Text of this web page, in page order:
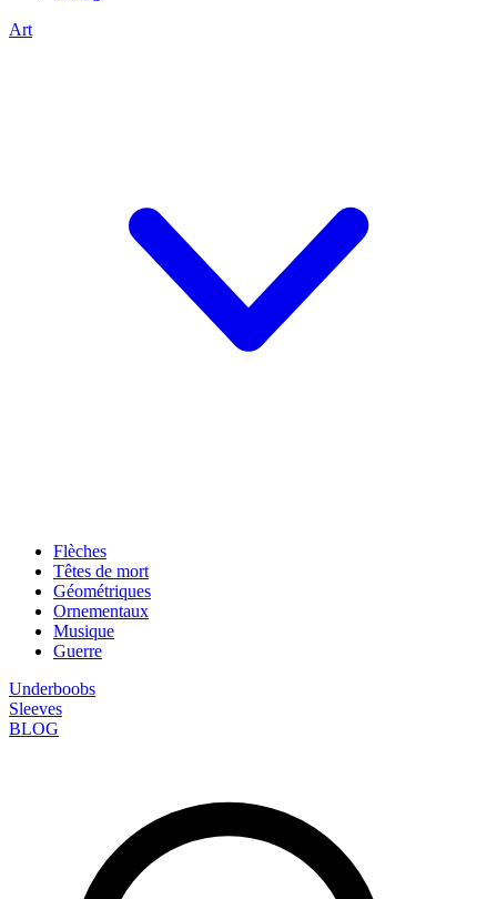
Art
Flèches
Têtes de mort
Géométriques
Ornementaux
Musique
Guerre
Underboobs
Sleeves
BLOG